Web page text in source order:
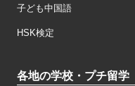
子ども中国語
HSK検定
各地の学校・プチ留学